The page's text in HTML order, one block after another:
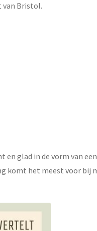
van Bristol.
glad in de vorm van
komt het meest voor bij